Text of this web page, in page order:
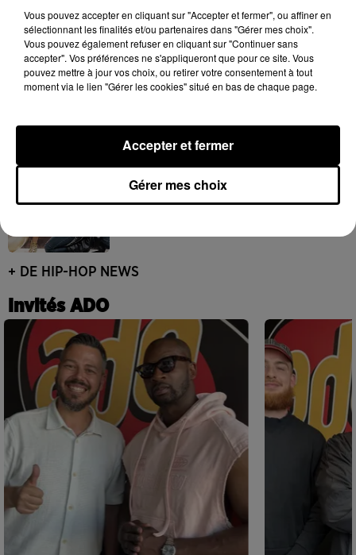
Rim’K revient bien entouré dans son
Tyla dévoile le clip de « THAT GIRL »
entre animation et sensualité
+ DE HIP-HOP NEWS
Invités ADO
Vous pouvez accepter en cliquant sur "Accepter et fermer", ou affiner en
sélectionnant les finalités et/ou partenaires dans "Gérer mes choix".
Vous pouvez également refuser en cliquant sur "Continuer sans
accepter". Vos préférences ne s'appliqueront que pour ce site. Vous
pouvez mettre à jour vos choix, ou retirer votre consentement à tout
moment via le lien "Gérer les cookies" situé en bas de chaque page.
Gérer mes choix
Accepter et fermer